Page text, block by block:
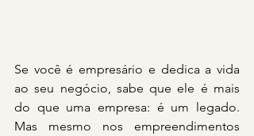
Se você é empresário e dedica a vida
ao seu negócio, sabe que ele é mais
do que uma empresa: é um legado.
Mas mesmo nos empreendimentos